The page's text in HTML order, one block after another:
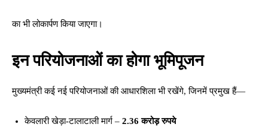
का भी लोकार्पण किया जाएगा।
इन परियोजनाओं का होगा भूमिपूजन
मुख्यमंत्री कई नई परियोजनाओं की आधारशिला भी रखेंगे, जिनमें प्रमुख हैं—
केवलारी खेड़ा-टालाटाली मार्ग – 2.36 करोड़ रुपये